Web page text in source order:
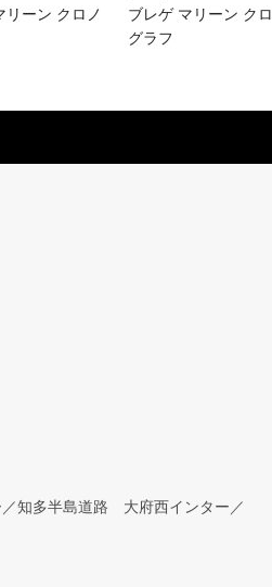
リーン クロノ
ブレゲ マリーン ク
グラフ
知多半島道路 大府西インター／